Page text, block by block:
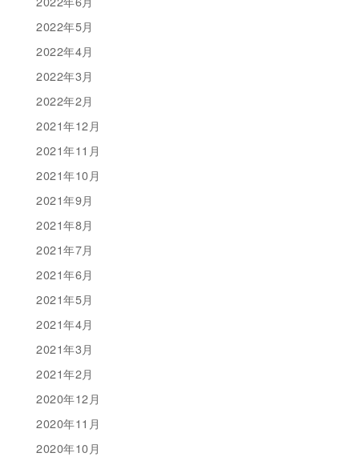
2022年5月
2022年4月
2022年3月
2022年2月
2021年12月
2021年11月
2021年10月
2021年9月
2021年8月
2021年7月
2021年6月
2021年5月
2021年4月
2021年3月
2021年2月
2020年12月
2020年11月
2020年10月